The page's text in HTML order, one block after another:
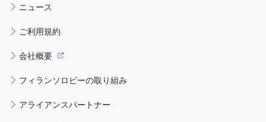
ニュース
ご利用規約
会社概要
フィランソロピーの取り組み
アライアンスパートナー